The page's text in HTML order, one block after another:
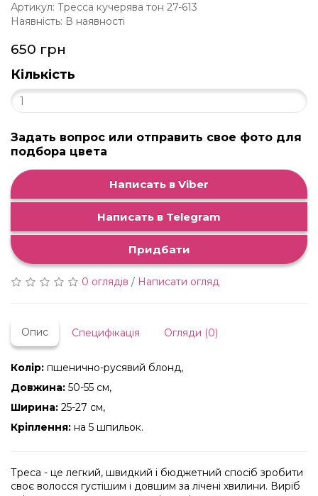
Артикул: Тресса кучерява тон 27-613
Наявність: В наявності
650 грн
Кількість
Задать вопрос или отправить свое фото для
подбора цвета
Написать в Viber
Написать в Telegram
Придбати
0 оглядів / Написати огляд
Опис Специфікація Огляди (0)
Колір: пшенично-русявий блонд,
Довжина: 50-55 см,
Ширина: 25-27 см,
Кріплення: на 5 шпильок.
Треса - це легкий, швидкий і бюджетний спосіб зробити
своє волосся густішим і довшим за лічені хвилини. Виріб